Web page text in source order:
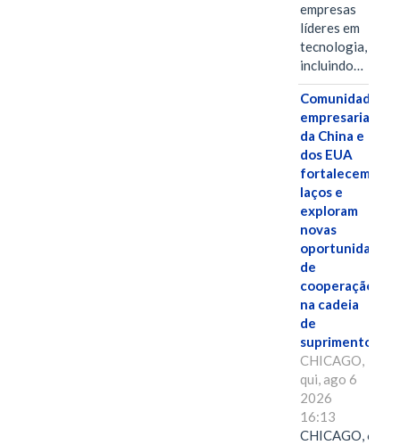
empresas
líderes em
tecnologia,
incluindo…
Comunidades
empresariais
da China e
dos EUA
fortalecem
laços e
exploram
novas
oportunidades
de
cooperação
na cadeia
de
suprimentos.
CHICAGO,
qui, ago 6
2026
16:13
CHICAGO, 6